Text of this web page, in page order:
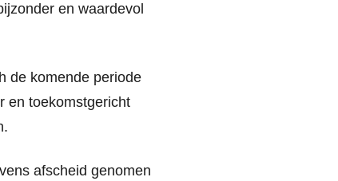
en waardevol
de komende periode
en toekomstgericht
afscheid genomen